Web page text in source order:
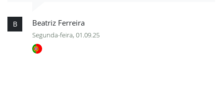
B Beatriz Ferreira
Segunda-feira, 01.09.25